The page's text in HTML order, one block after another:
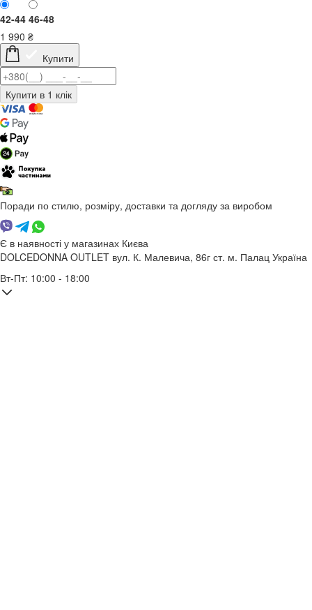
42-44 46-48
1 990 ₴
Купити
Поради по стилю, розміру, доставки та догляду за виробом
Є в наявності у магазинах Києва
DOLCEDONNA OUTLET вул. К. Малевича, 86г ст. м. Палац Україна
Вт-Пт: 10:00 - 18:00